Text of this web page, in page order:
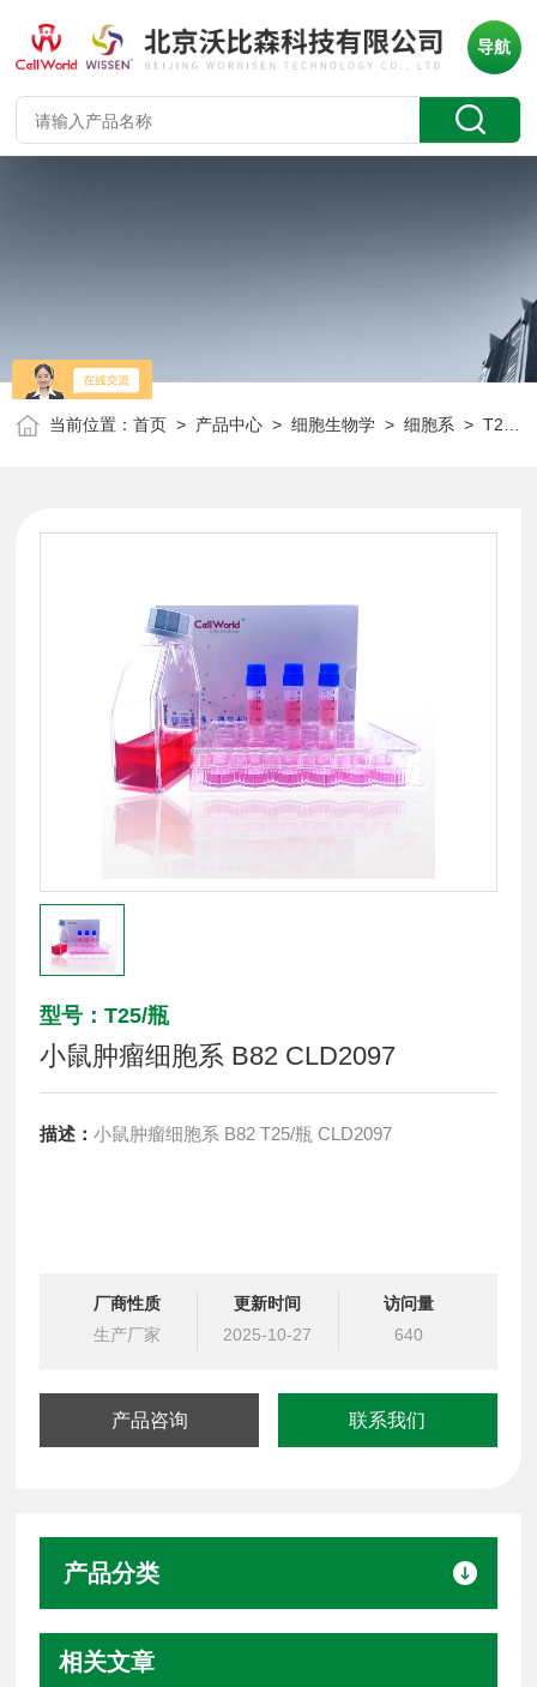
导航
当前位置：首页 > 产品中心 >细胞生物学 >细胞系 > T25/瓶小鼠肿瘤细胞系 B82 CLD2097
型号：T25/瓶
小鼠肿瘤细胞系 B82 CLD2097
描述：小鼠肿瘤细胞系 B82 T25/瓶 CLD2097
厂商性质
生产厂家
更新时间
2025-10-27
访问量
640
产品咨询 联系我们
产品分类
相关文章